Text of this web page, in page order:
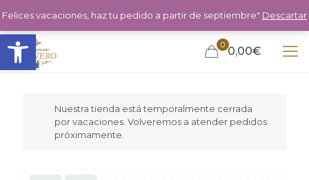
Abrir barra de herramientas 0 0,00€
Nuestra tienda está temporalmente cerrada
por vacaciones. Volveremos a atender pedidos
próximamente.
Felices vacaciones, haz tu pedido a partir de septiembre" Descartar